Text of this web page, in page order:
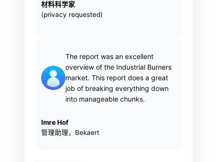
材料科学家
(privacy requested)
The report was an excellent
overview of the Industrial Burners
market. This report does a great
job of breaking everything down
into manageable chunks.
Imre Hof
管理助理，Bekaert